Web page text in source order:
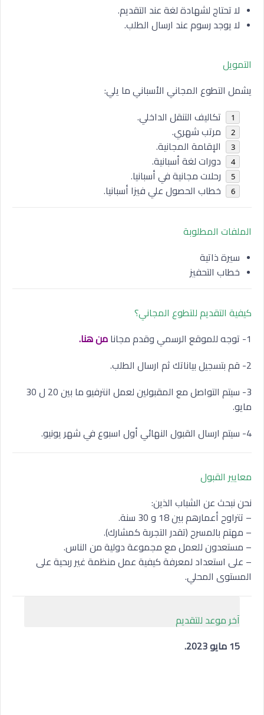
لا تحتاج لشهادة لغة عند التقديم.
لا يوجد رسوم عند ارسال الطلب.
التمويل
يشمل التطوع المجاني الأسباني ما يلي:
تكاليف التنقل الداخلي.
مرتب شهري.
الإقامة المجانية.
دورات لغة أسبانية.
رحلات مجانية في أسبانيا.
خطاب الحصول علي فيزا أسبانيا.
الملفات المطلوبة
سيرة ذاتية
خطاب التحفيز
كيفية التقديم للتطوع المجاني؟
1- توجه للموقع الرسمي وقدم مجانا
من هنا.
2- قم بتسجيل بياناتك ثم ارسال الطلب.
3- سيتم التواصل مع المقبولين لعمل انترفيو ما بين 20 ل 30
مايو.
4- سيتم ارسال القبول النهائي أول اسبوع في شهر يونيو.
معايير القبول
نحن نبحث عن الشباب الذين:
– تتراوح أعمارهم بين 18 و 30 سنة.
– مهتم بالمسرح (تقدر التجربة كمشارك).
– مستعدون للعمل مع مجموعة دولية من الناس.
– على استعداد لمعرفة كيفية عمل منظمة غير ربحية على
المستوى المحلي.
آخر موعد للتقديم
15 مايو 2023.